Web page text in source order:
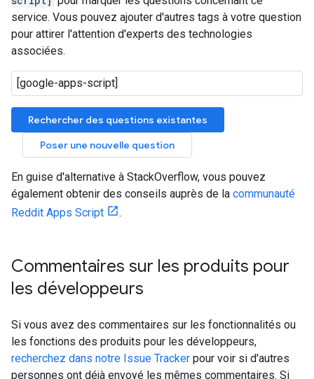
service. Vous pouvez ajouter d'autres tags à votre question
pour attirer l'attention d'experts des technologies
associées.
Rechercher des questions existantes
Poser une nouvelle question
En guise d'alternative à StackOverflow, vous pouvez
également obtenir des conseils auprès de la communauté
Reddit Apps Script
.
Commentaires sur les produits pour
les développeurs
Si vous avez des commentaires sur les fonctionnalités ou
les fonctions des produits pour les développeurs,
recherchez dans notre Issue Tracker pour voir si d'autres
personnes ont déjà envoyé les mêmes commentaires. Si